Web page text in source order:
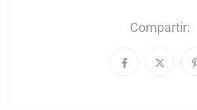
Compartir: